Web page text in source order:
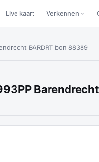
Live kaart Verkennen
BARDRT bon 88389